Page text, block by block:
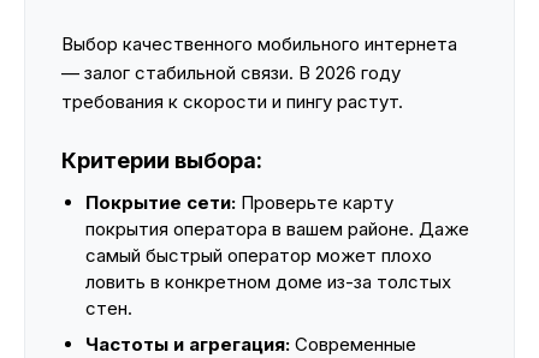
Выбор качественного мобильного интернета
— залог стабильной связи. В 2026 году
требования к скорости и пингу растут.
Критерии выбора:
Покрытие сети: Проверьте карту
покрытия оператора в вашем районе. Даже
самый быстрый оператор может плохо
ловить в конкретном доме из-за толстых
стен.
Частоты и агрегация: Современные